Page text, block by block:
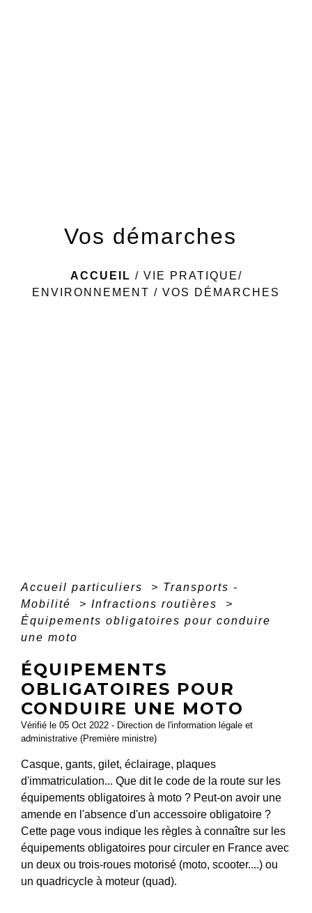
Vos démarches
ACCUEIL / VIE PRATIQUE/
ENVIRONNEMENT / VOS DÉMARCHES
Accueil particuliers > Transports -
Mobilité
> Infractions routières
>
Équipements obligatoires pour conduire
une moto
ÉQUIPEMENTS
OBLIGATOIRES POUR
CONDUIRE UNE MOTO
Vérifié le 05 Oct 2022 - Direction de l'information légale et
administrative (Première ministre)
Casque, gants, gilet, éclairage, plaques
d'immatriculation... Que dit le code de la route sur les
équipements obligatoires à moto ? Peut-on avoir une
amende en l'absence d'un accessoire obligatoire ?
Cette page vous indique les règles à connaître sur les
équipements obligatoires pour circuler en France avec
un deux ou trois-roues motorisé (moto, scooter....) ou
un quadricycle à moteur (quad).